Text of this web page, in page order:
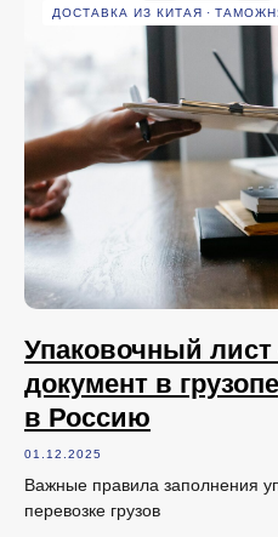
ДОСТАВКА ИЗ КИТАЯ
Упаковочный
документ в
в Россию
01.12.2025
Важные правила заполнения
перевозке грузов